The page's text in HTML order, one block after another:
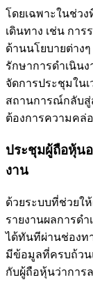
โดยเฉพาะในช่ว
เดินทาง เช่น กา
ด้านนโยบายต่างๆ
รักษาการดำเนิน
จัดการประชุมใน
สถานการณ์กลับสู่
ต้องการความคล่
ประชุมผู้ถือหุ้น
งาน
ด้วยระบบที่ช่วยใ
รายงานผลการด
ได้ทันทีผ่านช่องท
มีข้อมูลที่ครบถ้วน
กับผู้ถือหุ้นว่าการ